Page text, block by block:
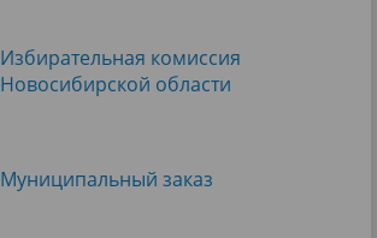
Избирательная комиссия
Новосибирской области
Муниципальный заказ